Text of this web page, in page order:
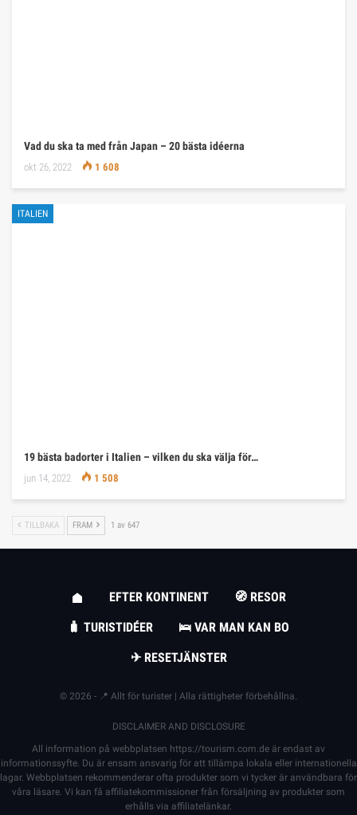
Vad du ska ta med från Japan – 20 bästa idéerna
okt 26, 2022 1 608
ITALIEN
19 bästa badorter i Italien – vilken du ska välja för…
jun 14, 2022 1 508
TILLBAKA FRAM 1 av 647
EFTER KONTINENT
🧭 RESOR
🧳 TURISTIDÉER
🛌 VAR MAN KAN BO
✈ RESETJÄNSTER
© 2026 - 📍 Allt för turister | Alla rättigheter förbehållna.
DISCLAIMER AND DISCLOSURE
All information på webbplatsen https://tourism.com.de är endast av
informationssyfte. Du är ensam ansvarig för att tillämpa lokala eller internationella
lagar. Webbplatsen rekommenderar ofta produkter som vi tycker är användbara för
våra läsare. Vi kan få affiliatekommissioner från försäljning av produkter som
erhålls via affiliatelänkar.